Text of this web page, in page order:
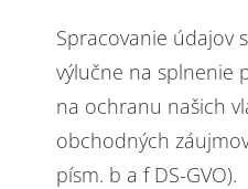
Spracovanie údajov
výlučne na splnenie
na ochranu našich
obchodných
písm. b a f DS-GVO).